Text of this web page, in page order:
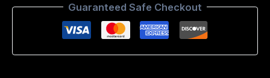
(Jota
Intro
Guaranteed Safe Checkout